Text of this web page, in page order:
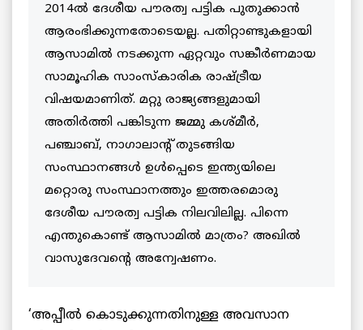
2014ല്‍ ദേശീയ പൗരത്വ പട്ടിക പുതുക്കാന്‍
ആരംഭിക്കുന്നതോടെയല്ല. പതിറ്റാണ്ടുകളായി
ആസാമില്‍ നടക്കുന്ന ഏറ്റവും സങ്കീര്‍ണമായ
സാമൂഹിക സാംസ്‌കാരിക രാഷ്ട്രീയ
വിഷയമാണിത്. മറ്റു രാജ്യങ്ങളുമായി
അതിര്‍ത്തി പങ്കിടുന്ന ജമ്മു കശ്മീര്‍,
പഞ്ചാബ്, നാഗാലാന്റ് തുടങ്ങിയ
സംസ്ഥാനങ്ങള്‍ ഉള്‍പ്പെടെ ഇന്ത്യയിലെ
മറ്റൊരു സംസ്ഥാനത്തും ഇത്തരമൊരു
ദേശീയ പൗരത്വ പട്ടിക നിലവിലില്ല. പിന്നെ
എന്തുകൊണ്ട് ആസാമില്‍ മാത്രം? അഖിൽ
വാസുദേവന്റെ അന്വേഷണം.
‘അപ്പീല്‍ കൊടുക്കുന്നതിനുള്ള അവസാന